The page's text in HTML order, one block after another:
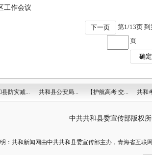
工作会议
下一页 第1/13页
页
确定
县防灾减... 共和县公安局... 【护航高考 交... 共和
中共共和县委宣传部版权
：共和新闻网由中共共和县委宣传部主办，青海省互